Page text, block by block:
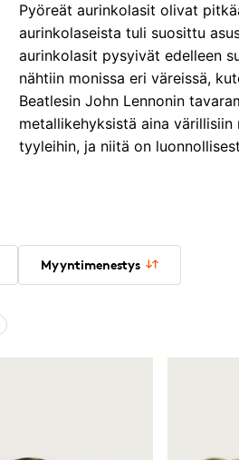
Pyöreät aurinkolasit olivat
aurinkolaseista tuli suosittu
aurinkolasit pysyivät edelleen
nähtiin monissa eri väreissä,
Beatlesin John Lennonin
metallikehyksistä aina
tyyleihin, ja niitä on
Myyntimenestys